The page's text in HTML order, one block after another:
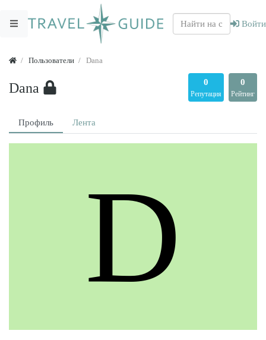
Войти
Пользователи Dana
Dana 0
Репутация
0
Рейтинг
Профиль Лента
D